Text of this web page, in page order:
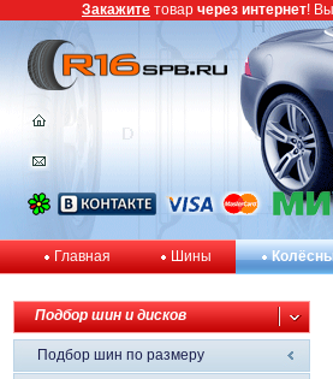
Главная Шины
Подбор шин и дисков
Подбор шин по размеру
Закажите товар через интернет!